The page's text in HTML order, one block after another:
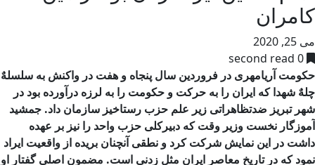
کامران
می 25, 2020
0 second read
حكومت آریامهری در فروردین سال پنجاه و هفت در واكنش به سلسلهٌ
چلهٌ شهدا كه ایران را به حركت و حكومت را به لرزه درآورده بود در
شهر تبریز ضدتظاهراتی زیر علم حزب رستاخیز سازمان داد. جمشید
آموزگار نخست وزیر وقت كه دبیركلی حزب واحد را نیز بر عهده
داشت در این نمایش شركت كرد و نطقی آنچنان بریده از واقعیت ایراد
نمود كه در تاریخ معاصر ایران مثل زدنی است. مضمون اصلی گفتار او